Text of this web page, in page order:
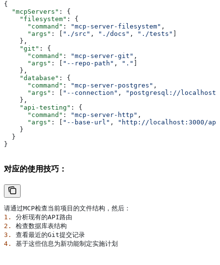
{
  "mcpServers"
: {
    "filesystem"
: {
      "command"
: "mcp-server-filesystem" ,
      "args"
: [ "./src" , "./docs" , "./tests"
    },
    "git"
: {
      "command"
: "mcp-server-git" ,
      "args"
: [ "--repo-path" , "."
    },
    "database"
: {
      "command"
: "mcp-server-postgres" ,
      "args"
: [ "--connection" ,
"postgresql://
    },
    "api-testing"
: {
      "command"
: "mcp-server-http" ,
      "args"
: [ "--base-url" ,
"http://localhost:3000/
    }
  }
}
对应的使用技巧：
请通过MCP检查当前项目的文件结构，然后：
1.
分析现有的API路由
2.
检查数据库表结构
3.
查看最近的Git提交记录
4.
基于这些信息为新功能制定实施计划